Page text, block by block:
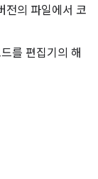
전의 파일에서 코
를 편집기의 해